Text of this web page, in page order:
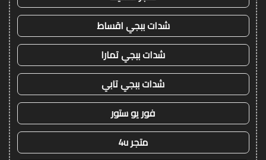
شدات ببجي اقساط
شدات ببجي تمارا
شدات ببجي تابي
فور يو ستور
متجر 4u